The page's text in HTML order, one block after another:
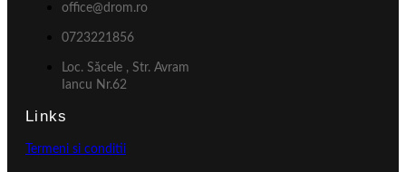
office@drom.ro
0723221856
Loc. Săcele , Str. Avram
Iancu Nr.62
Links
Termeni si conditii